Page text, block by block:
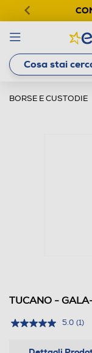
BORSE E CUSTODIE
TUCANO -
5.0 (1)